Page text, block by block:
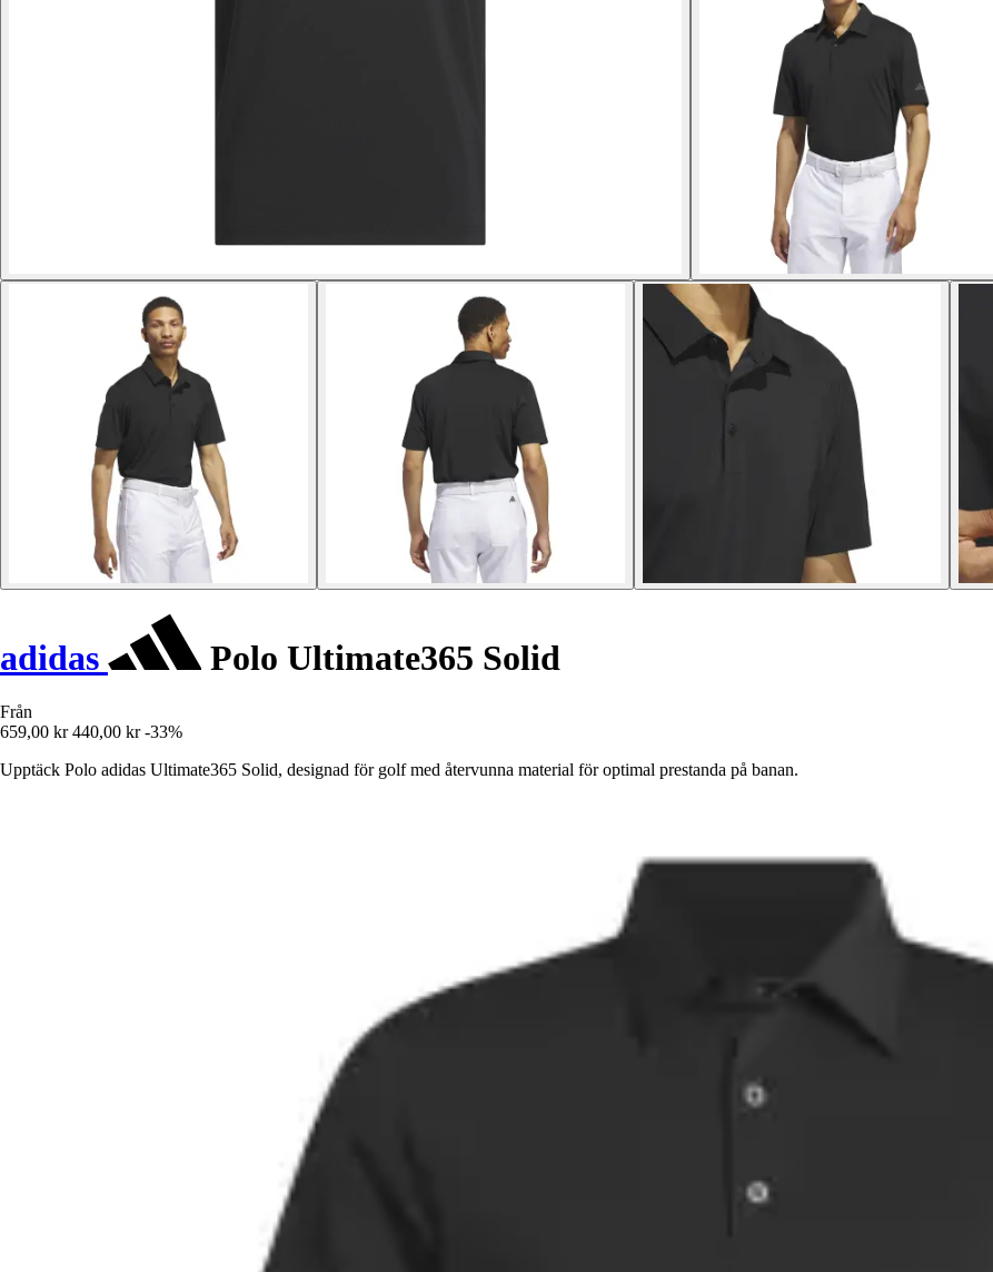
adidas Polo Ultimate365 Solid
Från
659,00 kr 440,00 kr -33%
Upptäck Polo adidas Ultimate365 Solid, designad för golf med återvunna material för optimal prestanda på banan.